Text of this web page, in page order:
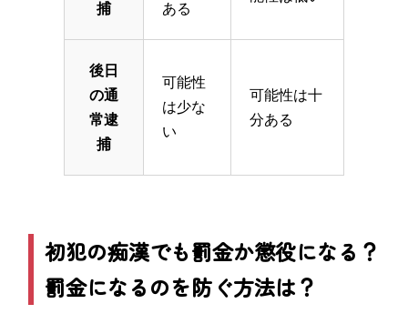
捕
ある
後日
の通
常逮
捕
可能性
は少な
い
可能性は十
分ある
初犯の痴漢でも罰金か懲役になる？
罰金になるのを防ぐ方法は？